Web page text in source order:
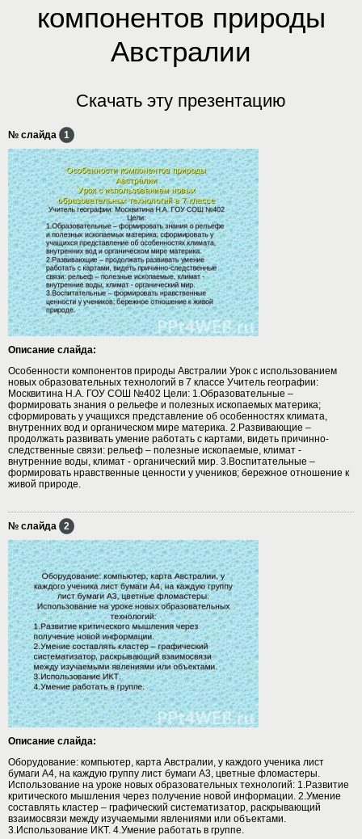
компонентов природы
Австралии
Скачать эту презентацию
№ слайда 1
Описание слайда:
Особенности компонентов природы Австралии Урок с использованием
новых образовательных технологий в 7 классе Учитель географии:
Москвитина Н.А. ГОУ СОШ №402 Цели: 1.Образовательные –
формировать знания о рельефе и полезных ископаемых материка;
сформировать у учащихся представление об особенностях климата,
внутренних вод и органическом мире материка. 2.Развивающие –
продолжать развивать умение работать с картами, видеть причинно-
следственные связи: рельеф – полезные ископаемые, климат -
внутренние воды, климат - органический мир. 3.Воспитательные –
формировать нравственные ценности у учеников; бережное отношение к
живой природе.
№ слайда 2
Описание слайда:
Оборудование: компьютер, карта Австралии, у каждого ученика лист
бумаги А4, на каждую группу лист бумаги А3, цветные фломастеры.
Использование на уроке новых образовательных технологий: 1.Развитие
критического мышления через получение новой информации. 2.Умение
составлять кластер – графический систематизатор, раскрывающий
взаимосвязи между изучаемыми явлениями или объектами.
3.Использование ИКТ. 4.Умение работать в группе.